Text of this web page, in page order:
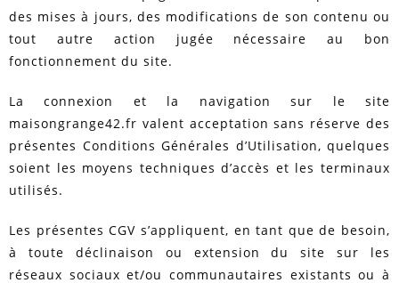
des mises à jours, des modifications de son contenu ou
tout autre action jugée nécessaire au bon
fonctionnement du site.
La connexion et la navigation sur le site
maisongrange42.fr valent acceptation sans réserve des
présentes Conditions Générales d’Utilisation, quelques
soient les moyens techniques d’accès et les terminaux
utilisés.
Les présentes CGV s’appliquent, en tant que de besoin,
à toute déclinaison ou extension du site sur les
réseaux sociaux et/ou communautaires existants ou à